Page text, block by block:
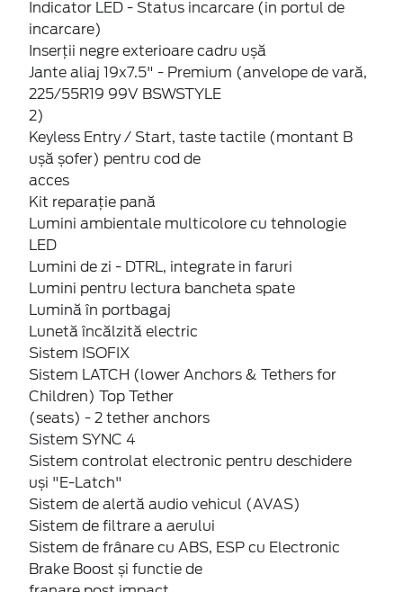
Indicator LED - Status incarcare (in portul de
incarcare)
Inserții negre exterioare cadru ușă
Jante aliaj 19x7.5" - Premium (anvelope de vară,
225/55R19 99V BSWSTYLE
2)
Keyless Entry / Start, taste tactile (montant B
ușă șofer) pentru cod de
acces
Kit reparație pană
Lumini ambientale multicolore cu tehnologie
LED
Lumini de zi - DTRL, integrate in faruri
Lumini pentru lectura bancheta spate
Lumină în portbagaj
Lunetă încălzită electric
Sistem ISOFIX
Sistem LATCH (lower Anchors & Tethers for
Children) Top Tether
(seats) - 2 tether anchors
Sistem SYNC 4
Sistem controlat electronic pentru deschidere
uși "E-Latch"
Sistem de alertă audio vehicul (AVAS)
Sistem de filtrare a aerului
Sistem de frânare cu ABS, ESP cu Electronic
Brake Boost și functie de